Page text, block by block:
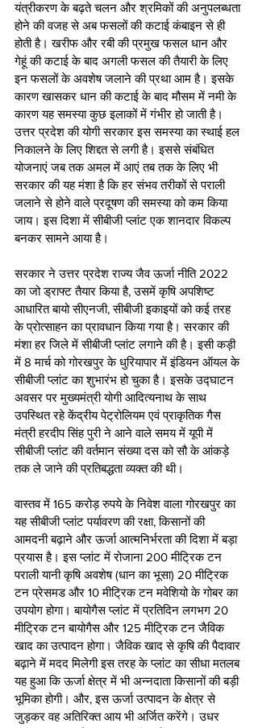
यंत्रीकरण के बढ़ते चलन और श्रमिकों की अनुपलब्धता
होने की वजह से अब फसलों की कटाई कंबाइन से ही
होती है। खरीफ और रबी की प्रमुख फसल धान और
गेहूं की कटाई के बाद अगली फसल की तैयारी के लिए
इन फसलों के अवशेष जलाने की प्रथा आम है। इसके
कारण खासकर धान की कटाई के बाद मौसम में नमी के
कारण यह समस्या कुछ इलाकों में गंभीर हो जाती है।
उत्तर प्रदेश की योगी सरकार इस समस्या का स्थाई हल
निकालने के लिए शिद्दत से लगी है। इससे संबंधित
योजनाएं जब तक अमल में आएं तब तक के लिए भी
सरकार की यह मंशा है कि हर संभव तरीकों से पराली
जलाने से होने वाले प्रदूषण की समस्या को कम किया
जाय। इस दिशा में सीबीजी प्लांट एक शानदार विकल्प
बनकर सामने आया है।
सरकार ने उत्तर प्रदेश राज्य जैव ऊर्जा नीति 2022
का जो ड्राफ्ट तैयार किया है, उसमें कृषि अपशिष्ट
आधारित बायो सीएनजी, सीबीजी इकाइयों को कई तरह
के प्रोत्साहन का प्रावधान किया गया है। सरकार की
मंशा हर जिले में सीबीजी प्लांट लगाने की है। इसी कड़ी
में 8 मार्च को गोरखपुर के धुरियापार में इंडियन ऑयल के
सीबीजी प्लांट का शुभारंभ हो चुका है। इसके उद्घाटन
अवसर पर मुख्यमंत्री योगी आदित्यनाथ के साथ
उपस्थित रहे केंद्रीय पेट्रोलियम एवं प्राकृतिक गैस
मंत्री हरदीप सिंह पुरी ने आने वाले समय में यूपी में
सीबीजी प्लांट की वर्तमान संख्या दस को सौ के आंकड़े
तक ले जाने की प्रतिबद्धता व्यक्त की थी।
वास्तव में 165 करोड़ रुपये के निवेश वाला गोरखपुर का
यह सीबीजी प्लांट पर्यावरण की रक्षा, किसानों की
आमदनी बढ़ाने और ऊर्जा आत्मनिर्भरता की दिशा में बड़ा
प्रयास है। इस प्लांट में रोजाना 200 मीट्रिक टन
पराली यानी कृषि अवशेष (धान का भूसा) 20 मीट्रिक
टन प्रेसमड और 10 मीट्रिक टन मवेशियो के गोबर का
उपयोग होगा। बायोगैस प्लांट में प्रतिदिन लगभग 20
मीट्रिक टन बायोगैस और 125 मीट्रिक टन जैविक
खाद का उत्पादन होगा। जैविक खाद से कृषि की पैदावार
बढ़ाने में मदद मिलेगी इस तरह के प्लांट का सीधा मतलब
यह हुआ कि ऊर्जा क्षेत्र में भी अन्नदाता किसानों की बड़ी
भूमिका होगी। और, इस ऊर्जा उत्पादन के क्षेत्र से
जुड़कर वह अतिरिक्त आय भी अर्जित करेंगे। उधर